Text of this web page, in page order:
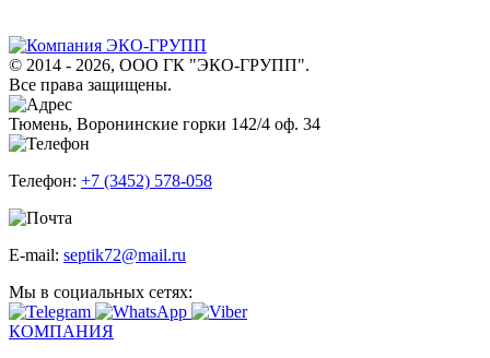
© 2014 - 2026, ООО ГК "ЭКО-ГРУПП".
Все права защищены.
Тюмень, Воронинские горки 142/4 оф. 34
Телефон: +7 (3452) 578-058
E-mail: septik72@mail.ru
Мы в социальных сетях:
КОМПАНИЯ